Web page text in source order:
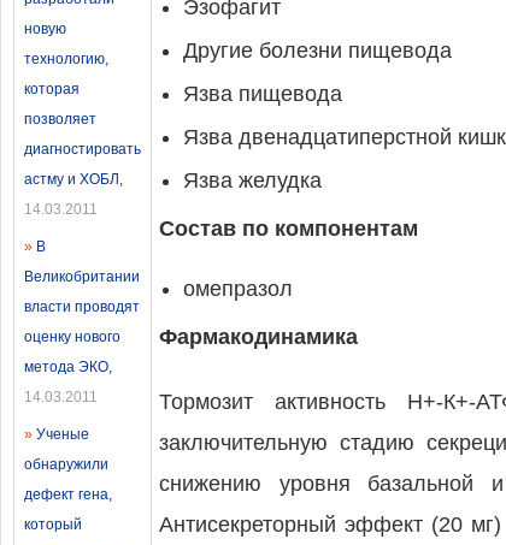
новую
технологию,
которая
позволяет
диагностировать
астму и ХОБЛ ,
14.03.2011
» В
Великобритании
власти проводят
оценку нового
метода ЭКО,
14.03.2011
» Ученые
обнаружили
дефект гена,
который
Эзофагит
Другие болезни пищевода
Язва пищевода
Язва двенадцатиперстной
Язва желудка
Состав по компонентам
омепразол
Фармакодинамика
Тормозит активность H+-
заключительную стадию
снижению уровня базальной
Антисекреторный эффект (20